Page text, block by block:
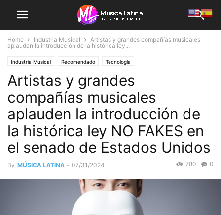
Home Industria Musical
Artistas y grandes compañías musicales
aplauden la introducción de la histórica ley...
Industria Musical Recomendado Tecnología
Artistas y grandes
compañías musicales
aplauden la introducción de
la histórica ley NO FAKES en
el senado de Estados Unidos
By MÚSICA LATINA - 07/31/2024 0
780